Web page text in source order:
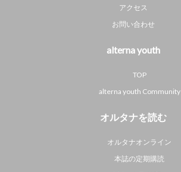
アクセス
お問い合わせ
alterna youth
TOP
alterna youth Community
オルタナを読む
オルタナオンライン
本誌の定期購読